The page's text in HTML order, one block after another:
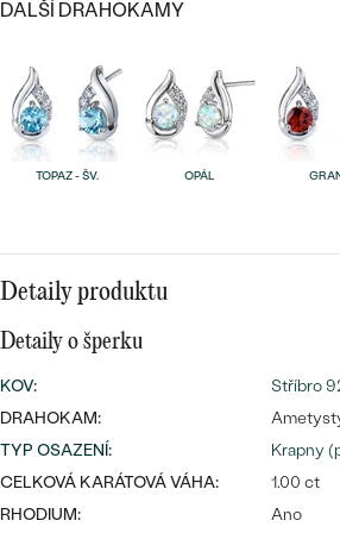
snubní
PROHLÉDNOUT
DRAHOKAM
DLE MATERIÁLU
ZLATO
S LAB-GROWN DIAMANTY
S PERLAMI
PERSONALIZOVANÉ
SYMBOLICKÉ
PODLE PŘÍLEŽITOSTI
PODLE BARVY
LUXUSNÍ
CENOVĚ DOSTUPNÉ
LUXUSNÍ
DALŠÍ DRAHOKAMY
TOPAZ - ŠV. OPÁL
Detaily produktu
Detaily o šperku
KOV:
Stříbro
DRAHOKAM:
TYP OSAZENÍ:
Krapny
CELKOVÁ KARÁTOVÁ VÁHA:
1.00 ct
RHODIUM:
Ano